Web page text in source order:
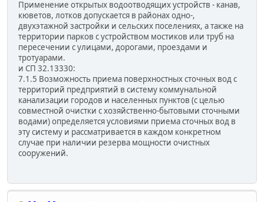
Применение открытых водоотводящих устройств - канав,
кюветов, лотков допускается в районах одно-,
двухэтажной застройки и сельских поселениях, а также на
территории парков с устройством мостиков или труб на
пересечении с улицами, дорогами, проездами и
тротуарами.
и СП 32.13330:
7.1.5 Возможность приема поверхностных сточных вод с
территорий предприятий в систему коммунальной
канализации городов и населенных пунктов (с целью
совместной очистки с хозяйственно-бытовыми сточными
водами) определяется условиями приема сточных вод в
эту систему и рассматривается в каждом конкретном
случае при наличии резерва мощности очистных
сооружений.